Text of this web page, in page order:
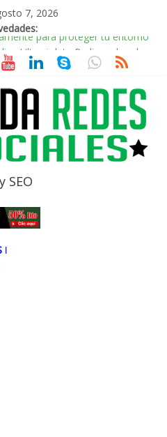
7, 2026
para proteger tu entorno
Radio y el poder
Conduciendo hacia la
el Servicio Esencial de
SEO